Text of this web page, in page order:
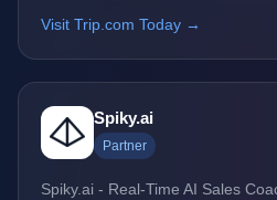
Visit Trip.com Today →
Spiky.ai
Partner
Spiky.ai - Real-Time AI Sales